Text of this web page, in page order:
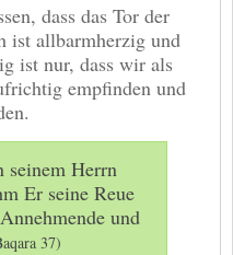
dass das Tor der
ist allbarmherzig und
ist nur, dass wir als
empfinden und
seinem Herrn
Er seine Reue
und
37)